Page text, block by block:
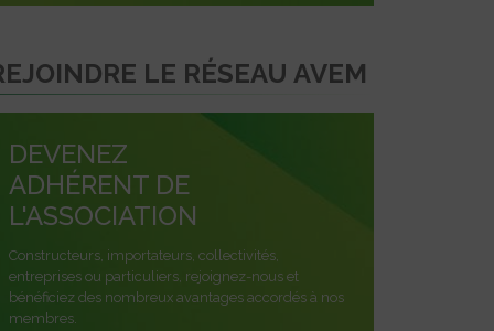
LE RÉSEAU AVEM
DEVENEZ
ADHÉRENT DE
L'ASSOCIATION
Constructeurs, importateurs, collectivités,
entreprises ou particuliers, rejoignez-nous et
bénéficiez des nombreux avantages accordés à nos
membres.